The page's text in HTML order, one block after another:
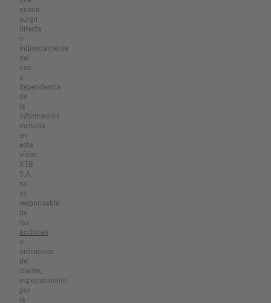
pueda
surgir
directa
o
indirectamente
del
uso
o
dependencia
de
la
información
incluida
en
este
vídeo.
XTB
S.A.
no
es
responsable
de
las
acciones
u
omisiones
del
cliente,
especialmente
por
la